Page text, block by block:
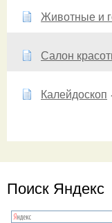
Животные и
Салон
Калейдоскоп
Поиск Яндекс